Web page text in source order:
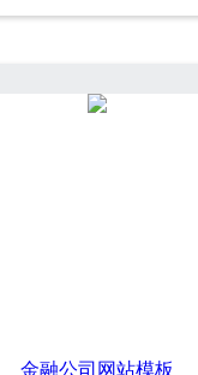
金融公司网站模板